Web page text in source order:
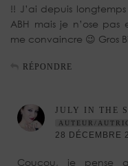
!! J’ai depuis
ABH mais je n’ose
me convaincre 😉 Gros
RÉPONDRE
JULY IN THE
AUTEUR/
28 DÉCEMBRE
Coucou, je pense